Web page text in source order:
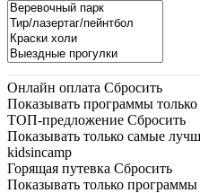
Онлайн оплата Сбросить
Показывать программы
ТОП-предложение Сбросить
Показывать только самые
kidsincamp
Горящая путевка Сбросить
Показывать только